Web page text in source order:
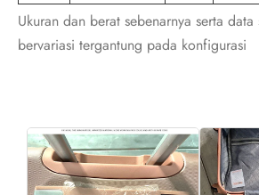
Ukuran dan berat sebenarnya serta
bervariasi tergantung pada konfigurasi